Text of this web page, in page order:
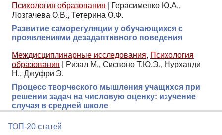
Психология образования
Герасименко Ю.А.,
Лозгачева О.В., Тетерина О.Ф.
Развитие саморегуляции у обучающихся с
проявлениями дезадаптивного поведения
Междисциплинарные исследования, Психология
образования
Ризал М., Сисвоно Т.Ю.Э., Нурхаяди
Н., Джуфри Э.
Процесс творческого мышления учащихся при
решении задач на числовую оценку: изучение
случая в средней школе
ТОП-20 статей